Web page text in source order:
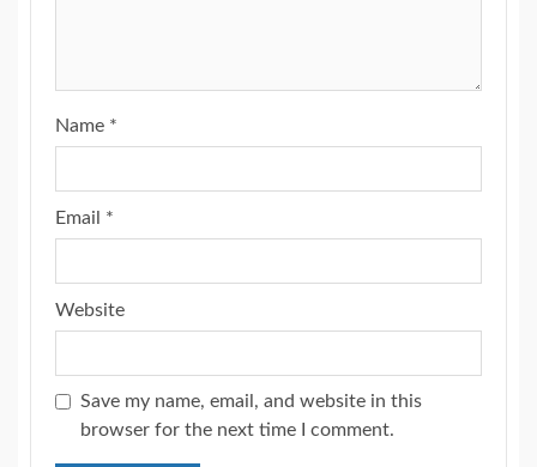
Name *
Email *
Website
Save my name, email, and website in this
browser for the next time I comment.